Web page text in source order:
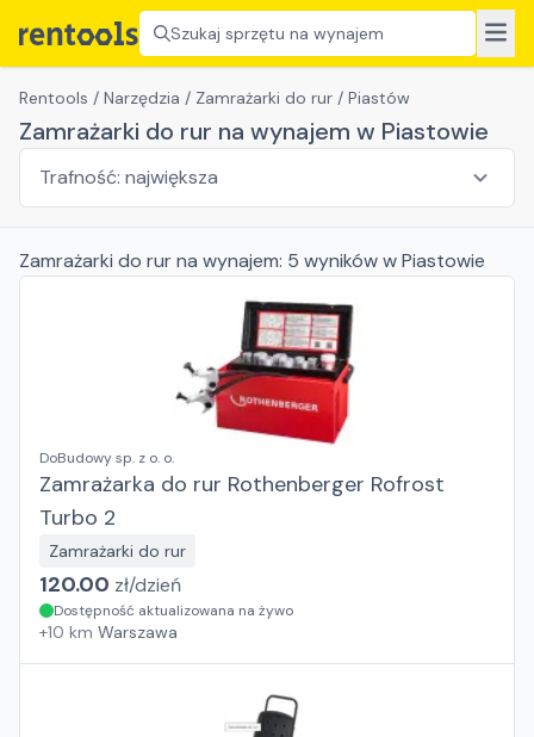
Szukaj sprzętu na wynajem
Rentools / Narzędzia / Zamrażarki do rur / Piastów
Zamrażarki do rur na wynajem w Piastowie
Zamrażarki do rurna wynajem: 5 wynikóww Piastowie
DoBudowy sp. z o. o.
Zamrażarka do rur Rothenberger Rofrost
Turbo 2
Zamrażarki do rur
120.00 zł/dzień
Dostępność aktualizowana na żywo
+10 km Warszawa